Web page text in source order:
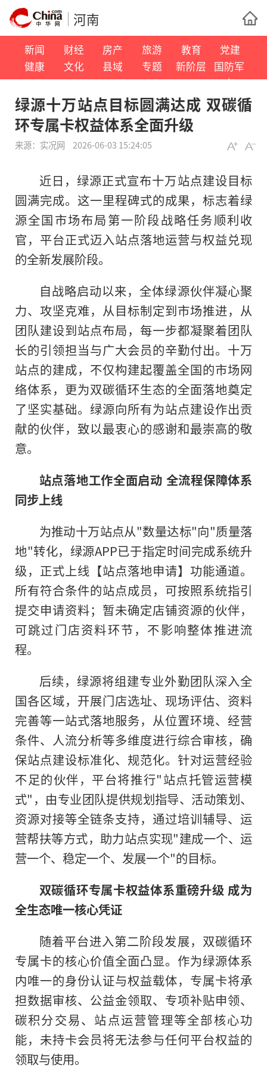
河南
新闻 财经 房产 旅游 教育
党建
健康
文化 县域 专题 新阶层
国防军
事
绿源十万站点目标圆满达成 双碳循
环专属卡权益体系全面升级
来源： 实况网 2026-06-03 15:24:05
近日，绿源正式宣布十万站点建设目标
圆满完成。这一里程碑式的成果，标志着绿
源全国市场布局第一阶段战略任务顺利收
官，平台正式迈入站点落地运营与权益兑现
的全新发展阶段。
自战略启动以来，全体绿源伙伴凝心聚
力、攻坚克难，从目标制定到市场推进，从
团队建设到站点布局，每一步都凝聚着团队
长的引领担当与广大会员的辛勤付出。十万
站点的建成，不仅构建起覆盖全国的市场网
络体系，更为双碳循环生态的全面落地奠定
了坚实基础。绿源向所有为站点建设作出贡
献的伙伴，致以最衷心的感谢和最崇高的敬
意。
站点落地工作全面启动 全流程保障体系
同步上线
为推动十万站点从"数量达标"向"质量落
地"转化，绿源APP已于指定时间完成系统升
级，正式上线【站点落地申请】功能通道。
所有符合条件的站点成员，可按照系统指引
提交申请资料；暂未确定店铺资源的伙伴，
可跳过门店资料环节，不影响整体推进流
程。
后续，绿源将组建专业外勤团队深入全
国各区域，开展门店选址、现场评估、资料
完善等一站式落地服务，从位置环境、经营
条件、人流分析等多维度进行综合审核，确
保站点建设标准化、规范化。针对运营经验
不足的伙伴，平台将推行"站点托管运营模
式"，由专业团队提供规划指导、活动策划、
资源对接等全链条支持，通过培训辅导、运
营帮扶等方式，助力站点实现"建成一个、运
营一个、稳定一个、发展一个"的目标。
双碳循环专属卡权益体系重磅升级 成为
全生态唯一核心凭证
随着平台进入第二阶段发展，双碳循环
专属卡的核心价值全面凸显。作为绿源体系
内唯一的身份认证与权益载体，专属卡将承
担数据审核、公益金领取、专项补贴申领、
碳积分交易、站点运营管理等全部核心功
能，未持卡会员将无法参与任何平台权益的
领取与使用。